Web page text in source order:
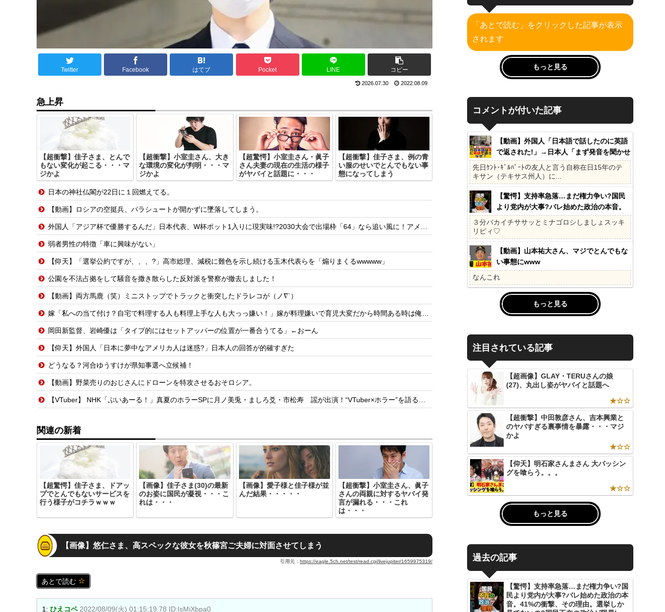
Twitter Facebook はてブ Pocket LINE コピー
2026.07.30 2022.08.09
急上昇
【超衝撃】佳子さま、とんで
もない変化が起こる・・・マ
ジかよ
【超衝撃】小室圭さん、大き
な環境の変化が判明・・・マ
ジかよ
【超驚愕】小室圭さん・眞子
さん夫妻の現在の生活の様子
がヤバイと話題に・・・
【超衝撃】佳子さま、例の青
い服のせいでとんでもない事
態になってしまう
日本の神社仏閣が22日に１回燃えてる。
【動画】ロシアの空挺兵、パラシュートが開かずに墜落してしまう。
外国人「アジア杯で優勝するんだ」日本代表、W杯ポット1入りに現実味!?2030大会で出場枠「64」なら追い風に！アメリカ人もポット1争いに熱視線！【海外の反応】
弱者男性の特徴「車に興味がない」
【仰天】「選挙公約ですが、、、?」高市総理、減税に難色を示し続ける玉木代表らを「煽りまくるwwwww」
公園を不法占拠をして騒音を撒き散らした反対派を警察が撤去しました！
【動画】両方馬鹿（笑）ミニストップでトラックと衝突したドラレコが（ノ∇`）
嫁「私への当て付け？自宅で料理する人も料理上手な人も大っっ嫌い！」嫁が料理嫌いで育児大変だから時間ある時は俺が料理する、片付けまで全部やるって言うと嫁がヒスって困る
岡田新監督、岩崎優は「タイプ的にはセットアッパーの位置が一番合うてる」←おーん
【仰天】外国人「日本に夢中なアメリカ人は迷惑?」日本人の回答が的確すぎた
どうなる？河合ゆうすけが県知事選へ立候補！
【動画】野菜売りのおじさんにドローンを特攻させるおそロシア。
【VTuber】 NHK「ぶいあーる！」真夏のホラーSPに月ノ美兎・ましろ爻・市松寿ゞ謡が出演！“VTuber×ホラー”を語る【8/8(土)21:05】
関連の新着
【超驚愕】佳子さま、ドアッ
プでとんでもないサービスを
行う様子がコチラｗｗｗ
【画像】佳子さま(30)の最新
のお姿に国民が凝視・・・こ
れは・・・
【画像】愛子様と佳子様が並
んだ結果・・・・・
【超衝撃】小室圭さん、眞子
さんの両親に対するヤバイ発
言が漏れる・・・これ
は・・・
【画像】悠仁さま、高スペックな彼女を秋篠宮ご夫婦に対面させてしまう
引用元： https://eagle.5ch.net/test/read.cgi/livejupiter/1659975319/
あとで読む
1: ひえコペ 2022/08/09(火) 01:15:19.78 ID:IsMiXbpa0
「あとで読む」をクリックした記事が表示
されます
もっと見る
コメントが付いた記事
【動画】外国人「日本語で話したのに英語
で返された!」→日本人「まず発音を聞かせ
ろ」
先日ｹﾝﾄ･ｷﾞﾙﾊﾞｰﾄの友人と言う自称在日15年のテ
キサン（テキサス州人）に...
【驚愕】支持率急落…まだ権力争い?国民
より党内が大事?バレ始めた政治の本音。
41%の衝撃、その理由。選挙しか見てない
の?国民不在の政治が限界!
３分バカイチササッとミナゴロシしましょスッキ
リピィ♡
【動画】山本祐大さん、マジでとんでもな
い事態にwww
なんこれ
もっと見る
注目されている記事
【超画像】GLAY・TERUさんの娘
(27)、丸出し姿がヤバイと話題へ
★☆☆
【超衝撃】中田敦彦さん、吉本興業と
のヤバすぎる裏事情を暴露・・・マジ
かよ
★☆☆
【仰天】明石家さんまさん 大バッシン
グを喰らう。。。
★☆☆
もっと見る
過去の記事
【驚愕】支持率急落…まだ権力争い?国
民より党内が大事?バレ始めた政治の本
音。41%の衝撃、その理由。選挙しか